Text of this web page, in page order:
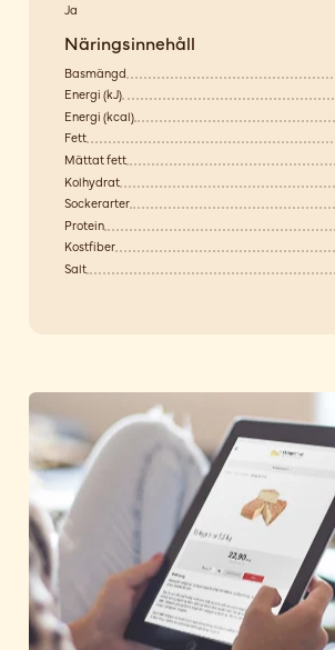
Ja
Näringsinnehåll
Basmängd
Energi (kJ)
Energi (kcal)
Fett
Mättat fett
Kolhydrat
Sockerarter
Protein
Kostfiber
Salt